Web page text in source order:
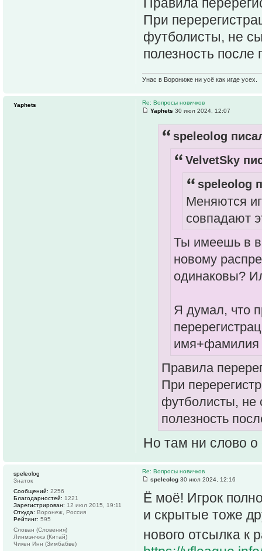
При
футболисты, не
полезность
Унас в Ворониже ни усё как игде усех.
Re: Вопросы новичков
Yaphets 30 июл 2024, 12:07
speleolog
VelvetSky
speleolog
Меняются
совпадают
Ты имеешь в
новому
одинаковы?
Я думал, что
имя+фамилия
Правила
При
футболисты, не
полезность
Но там ни слово
Yaphets
Re: Вопросы новичков
speleolog 30 июл 2024, 12:16
Ё моё! Игрок
и скрытые тоже
нового отсылка к
speleolog
Знаток
Сообщений: 2256
Благодарностей: 1221
Зарегистрирован: 12 июл 2015, 19:11
Откуда: Воронеж, Россия
Рейтинг: 595
Слован (Словения)
Линмэнчжэ (Китай)
Чикен Инн (Зимбабве)